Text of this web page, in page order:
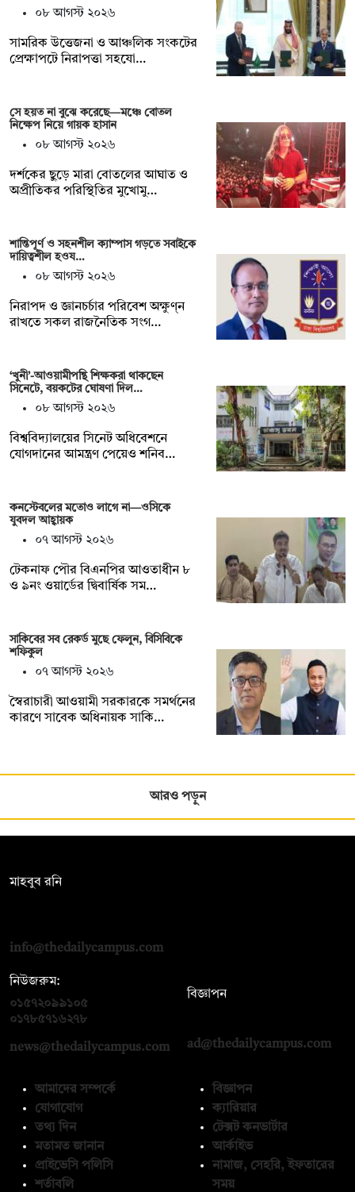
০৮ আগস্ট ২০২৬
সামরিক উত্তেজনা ও আঞ্চলিক সংকটের
প্রেক্ষাপটে নিরাপত্তা সহযো…
সে হয়ত না ‍বুঝে করেছে—মঞ্চে বোতল
নিক্ষেপ নিয়ে গায়ক হাসান
০৮ আগস্ট ২০২৬
দর্শকের ছুড়ে মারা বোতলের আঘাত ও
অপ্রীতিকর পরিস্থিতির মুখোমু…
শান্তিপূর্ণ ও সহনশীল ক্যাম্পাস গড়তে সবাইকে
দায়িত্বশীল হওয…
০৮ আগস্ট ২০২৬
নিরাপদ ও জ্ঞানচর্চার পরিবেশ অক্ষুণ্ন
রাখতে সকল রাজনৈতিক সংগ…
‘খুনী’-আওয়ামীপন্থি শিক্ষকরা থাকছেন
সিনেটে, বয়কটের ঘোষণা দিল…
০৮ আগস্ট ২০২৬
বিশ্ববিদ্যালয়ের সিনেট অধিবেশনে
যোগদানের আমন্ত্রণ পেয়েও শনিব…
কনস্টেবলের মতোও লাগে না—ওসিকে
যুবদল আহ্বায়ক
০৭ আগস্ট ২০২৬
টেকনাফ পৌর বিএনপির আওতাধীন ৮
ও ৯নং ওয়ার্ডের দ্বিবার্ষিক সম…
সাকিবের সব রেকর্ড মুছে ফেলুন, বিসিবিকে
শফিকুল
০৭ আগস্ট ২০২৬
স্বৈরাচারী আওয়ামী সরকারকে সমর্থনের
কারণে সাবেক অধিনায়ক সাকি…
আরও পড়ুন
মাহবুব রনি
info@thedailycampus.com
নিউজরুম:
০১৫৭২০৯৯১০৫
০১৭৮৫৭১৬২৭৮
news@thedailycampus.com
বিজ্ঞাপন
ad@thedailycampus.com
আমাদের সম্পর্কে
যোগাযোগ
তথ্য দিন
মতামত জানান
প্রাইভেসি পলিসি
শর্তাবলি
বিজ্ঞাপন
ক্যারিয়ার
টেক্সট কনভার্টার
আর্কাইভ
নামাজ, সেহরি, ইফতারের
সময়